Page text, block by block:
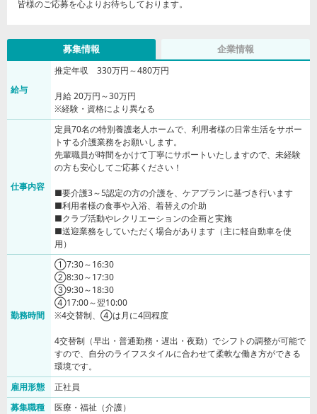
皆様のご応募を心よりお待ちしております。
募集情報 企業情報
給与
推定年収 330万円～480万円
月給 20万円～30万円
※経験・資格により異なる
仕事内容
定員70名の特別養護老人ホームで、利用者様の日常生活をサポー
トする介護業務をお願いします。
先輩職員が時間をかけて丁寧にサポートいたしますので、未経験
の方も安心してご応募ください！
■要介護3～5認定の方の介護を、ケアプランに基づき行います
■利用者様の食事や入浴、着替えの介助
■クラブ活動やレクリエーションの企画と実施
■送迎業務をしていただく場合があります（主に軽自動車を使
用）
勤務時間
①7:30～16:30
②8:30～17:30
③9:30～18:30
④17:00～翌10:00
※4交替制、④は月に4回程度
4交替制（早出・普通勤務・遅出・夜勤）でシフトの調整が可能で
すので、自分のライフスタイルに合わせて柔軟な働き方ができる
環境です。
雇用形態
正社員
募集職種
医療・福祉（介護）